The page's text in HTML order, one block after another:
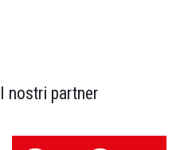
I nostri partner